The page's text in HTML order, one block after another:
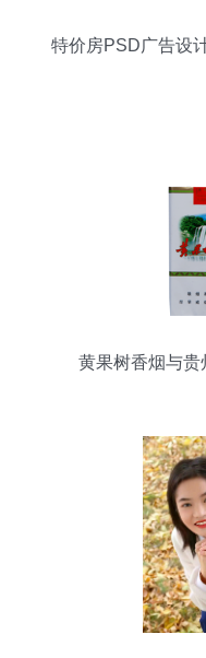
特价房PSD广告设
黄果树香烟与贵